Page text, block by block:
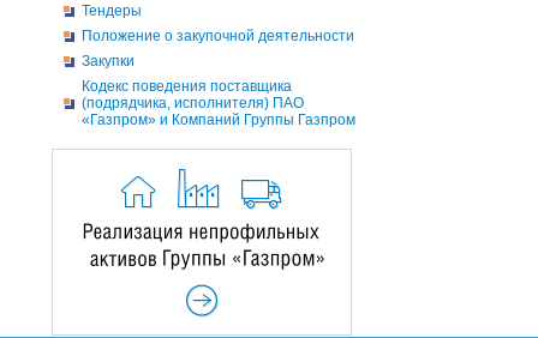
Тендеры
Положение о закупочной деятельности
Закупки
Кодекс поведения поставщика
(подрядчика, исполнителя) ПАО
«Газпром» и Компаний Группы Газпром